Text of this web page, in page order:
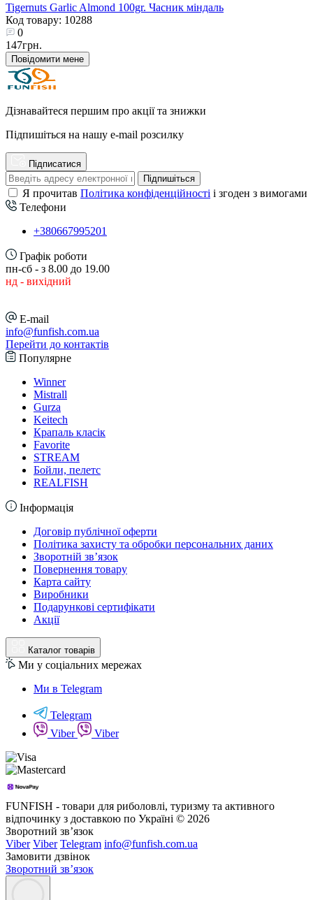
Tigernuts Garlic Almond 100gr. Часник міндаль
Код товару: 10288
0
147грн.
Повідомити мене
Дізнавайтеся першим про акції та знижки
Підпишіться на нашу e-mail розсилку
Підписатися
Підпишіться
Я прочитав Політика конфіденційності і згоден з вимогами
Телефони
+380667995201
Графік роботи
пн-сб - з 8.00 до 19.00
нд - вихідний
E-mail
info@funfish.com.ua
Перейти до контактів
Популярне
Winner
Mistrall
Gurza
Keitech
Крапаль класік
Favorite
STREAM
Бойли, пелетс
REALFISH
Інформація
Договір публічної оферти
Політика захисту та обробки персональних даних
Зворотній зв’язок
Повернення товару
Карта сайту
Виробники
Подарункові сертифікати
Акції
Каталог товарів
Ми у соціальних мережах
Ми в Telegram
Telegram
Viber
Viber
FUNFISH - товари для риболовлі, туризму та активного
відпочинку з доставкою по Україні © 2026
Зворотний зв’язок
Viber Viber Telegram info@funfish.com.ua
Замовити дзвінок
Зворотний зв’язок